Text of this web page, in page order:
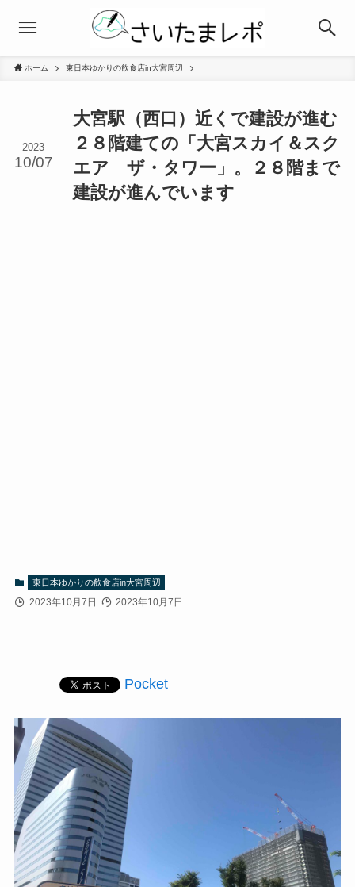
ホーム 東日本ゆかりの飲食店in大宮周辺
大宮駅（西口）近くで建設が進む
２８階建ての「大宮スカイ＆スク
エア ザ・タワー」。２８階まで
建設が進んでいます
2023
10/07
東日本ゆかりの飲食店in大宮周辺
2023年10月7日 2023年10月7日
Pocket